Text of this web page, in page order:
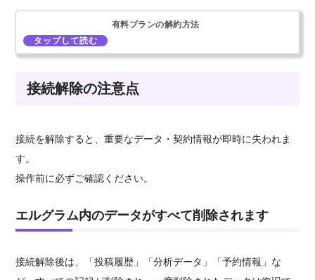
有料プランの解約方法
接続解除の注意点
接続を解除すると、重要なデータ・契約情報が即時に失われま
す。
操作前に必ずご確認ください。
エルグラム内のデータがすべて削除されます
接続解除後は、「投稿履歴」「分析データ」「予約情報」な